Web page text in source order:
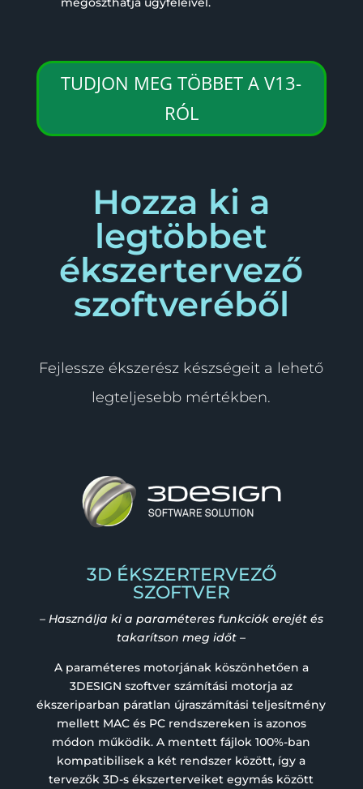
TUDJON MEG TÖBBET A V13-
RÓL
Hozza ki a
legtöbbet
ékszertervező
szoftveréből
Fejlessze ékszerész készségeit a lehető
legteljesebb mértékben.
3D ÉKSZERTERVEZŐ
SZOFTVER
– Használja ki a paraméteres funkciók erejét és
takarítson meg időt –
A paraméteres motorjának köszönhetően a
3DESIGN szoftver számítási motorja az
ékszeriparban páratlan újraszámítási teljesítmény
mellett MAC és PC rendszereken is azonos
módon működik. A mentett fájlok 100%-ban
kompatibilisek a két rendszer között, így a
tervezők 3D-s ékszerterveiket egymás között